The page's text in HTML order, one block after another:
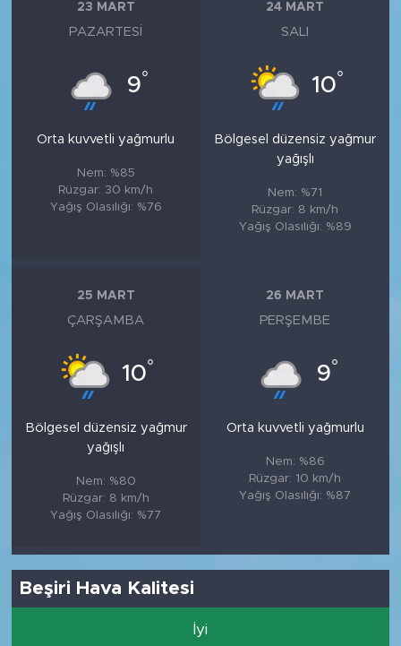
23 MART
PAZARTESI
9°
Orta kuvvetli yağmurlu
Nem: %85
Rüzgar: 30 km/h
Yağış Olasılığı: %76
24 MART
SALI
10°
Bölgesel düzensiz yağmur
yağışlı
Nem: %71
Rüzgar: 8 km/h
Yağış Olasılığı: %89
25 MART
ÇARŞAMBA
10°
Bölgesel düzensiz yağmur
yağışlı
Nem: %80
Rüzgar: 8 km/h
Yağış Olasılığı: %77
26 MART
PERŞEMBE
9°
Orta kuvvetli yağmurlu
Nem: %86
Rüzgar: 10 km/h
Yağış Olasılığı: %87
Beşiri Hava Kalitesi
İyi